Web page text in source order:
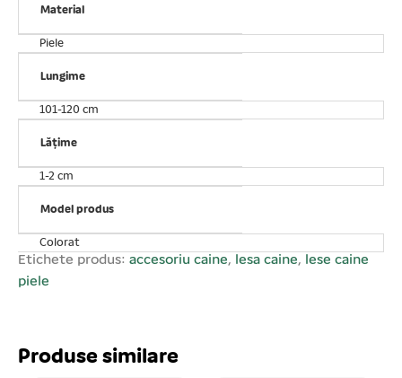
caldă și detergent. Dimensiuni lesă: lățime 1, 5 cm și
lungime 110 cm.
Material
Piele
Lungime
101-120 cm
Lățime
1-2 cm
Model produs
Colorat
Etichete produs: accesoriu caine, lesa caine, lese caine
piele
Produse similare